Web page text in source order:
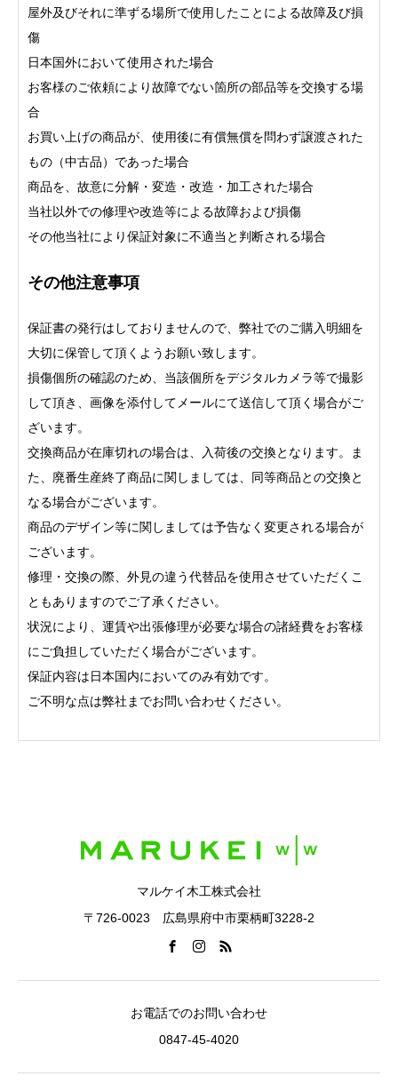
屋外及びそれに準ずる場所で使用したことによる故障及び損
傷
日本国外において使用された場合
お客様のご依頼により故障でない箇所の部品等を交換する場
合
お買い上げの商品が、使用後に有償無償を問わず譲渡された
もの（中古品）であった場合
商品を、故意に分解・変造・改造・加工された場合
当社以外での修理や改造等による故障および損傷
その他当社により保証対象に不適当と判断される場合
その他注意事項
保証書の発行はしておりませんので、弊社でのご購入明細を
大切に保管して頂くようお願い致します。
損傷個所の確認のため、当該個所をデジタルカメラ等で撮影
して頂き、画像を添付してメールにて送信して頂く場合がご
ざいます。
交換商品が在庫切れの場合は、入荷後の交換となります。ま
た、廃番生産終了商品に関しましては、同等商品との交換と
なる場合がございます。
商品のデザイン等に関しましては予告なく変更される場合が
ございます。
修理・交換の際、外見の違う代替品を使用させていただくこ
ともありますのでご了承ください。
状況により、運賃や出張修理が必要な場合の諸経費をお客様
にご負担していただく場合がございます。
保証内容は日本国内においてのみ有効です。
ご不明な点は弊社までお問い合わせください。
マルケイ木工株式会社
〒726-0023 広島県府中市栗柄町3228-2
お電話でのお問い合わせ
0847-45-4020